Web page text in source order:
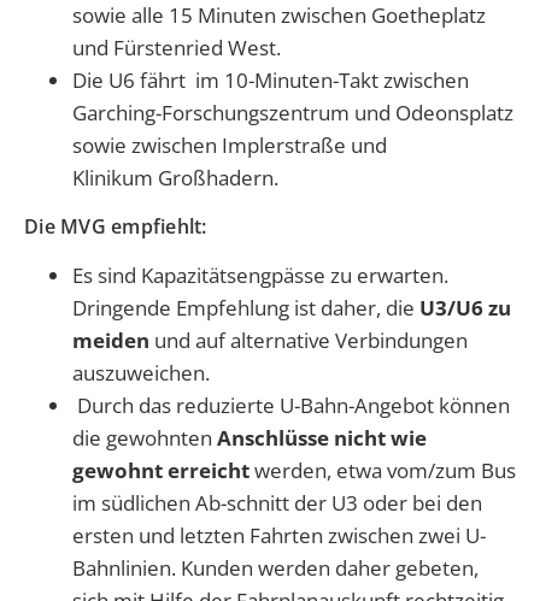
sowie alle 15 Minuten zwischen Goetheplatz
und Fürstenried West.
Die U6 fährt im 10-Minuten-Takt zwischen
Garching-Forschungszentrum und Odeonsplatz
sowie zwischen Implerstraße und
Klinikum Großhadern.
Die MVG empfiehlt:
Es sind Kapazitätsengpässe zu erwarten.
Dringende Empfehlung ist daher, die U3/U6 zu
meiden und auf alternative Verbindungen
auszuweichen.
Durch das reduzierte U-Bahn-Angebot können
die gewohnten Anschlüsse nicht wie
gewohnt erreichtwerden, etwa vom/zum Bus
im südlichen Ab-schnitt der U3 oder bei den
ersten und letzten Fahrten zwischen zwei U-
Bahnlinien. Kunden werden daher gebeten,